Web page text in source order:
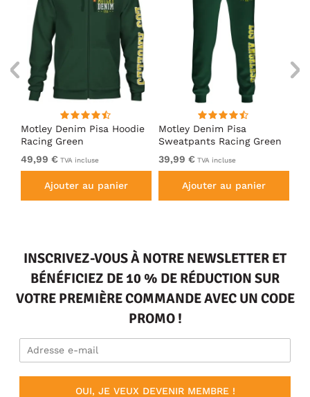
Motley Denim Pisa Hoodie
Racing Green
49,99 € TVA incluse
Ajouter au panier
Motley Denim Pisa
Sweatpants Racing Green
39,99 € TVA incluse
Ajouter au panier
INSCRIVEZ-VOUS À NOTRE NEWSLETTER ET
BÉNÉFICIEZ DE 10 % DE RÉDUCTION SUR
VOTRE PREMIÈRE COMMANDE AVEC UN CODE
PROMO !
OUI, JE VEUX DEVENIR MEMBRE !